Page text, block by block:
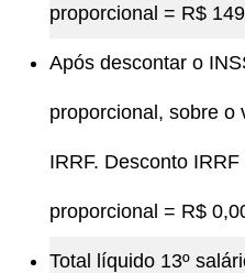
proporcional = R$
Após descontar o
proporcional, sobre o
IRRF. Desconto
proporcional = R$
Total líquido 13º